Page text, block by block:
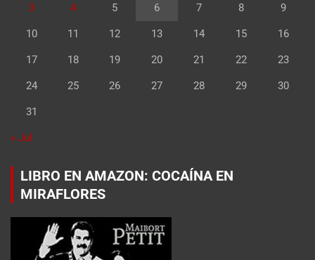
3 4 5 6 7 8 9
10 11 12 13 14 15 16
17 18 19 20 21 22 23
24 25 26 27 28 29 30
31
« Jul
LIBRO EN AMAZON: COCAÍNA EN
MIRAFLORES